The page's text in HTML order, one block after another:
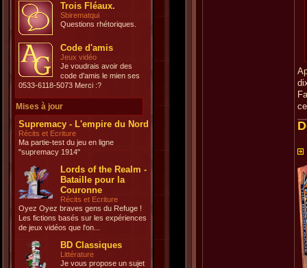
Trois Fléaux.
Sbirematqui
Questions rhétoriques.
Code d'amis
Jeux vidéo
Je voudrais avoir des
code d'amis le mien ses
0533-6118-5073 Merci :?
Mises à jour
Supremacy - L'empire du Nord
Récits et Ecriture
Ma partie-test du jeu en ligne
"supremacy 1914"
Lords of the Realm -
Bataille pour la
Couronne
Récits et Ecriture
Oyez Oyez braves gens du Refuge !
Les fictions basés sur les expériences
de jeux vidéos que l'on...
BD Classiques
Littérature
Je vous propose un sujet